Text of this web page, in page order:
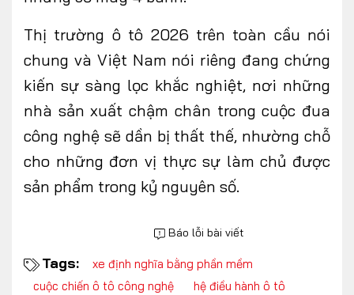
Thị trường ô tô 2026 trên toàn cầu nói
chung và Việt Nam nói riêng đang chứng
kiến sự sàng lọc khắc nghiệt, nơi những
nhà sản xuất chậm chân trong cuộc đua
công nghệ sẽ dần bị thất thế, nhường chỗ
cho những đơn vị thực sự làm chủ được
sản phẩm trong kỷ nguyên số.
Báo lỗi bài viết
Tags:
xe định nghĩa bằng phần mềm
cuộc chiến ô tô công nghệ
hệ điều hành ô tô